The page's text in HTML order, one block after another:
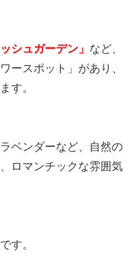
シュガーデン」 など、
ースポット」があり、
す。
ベンダーなど、自然の
ロマンチックな雰囲気
す。